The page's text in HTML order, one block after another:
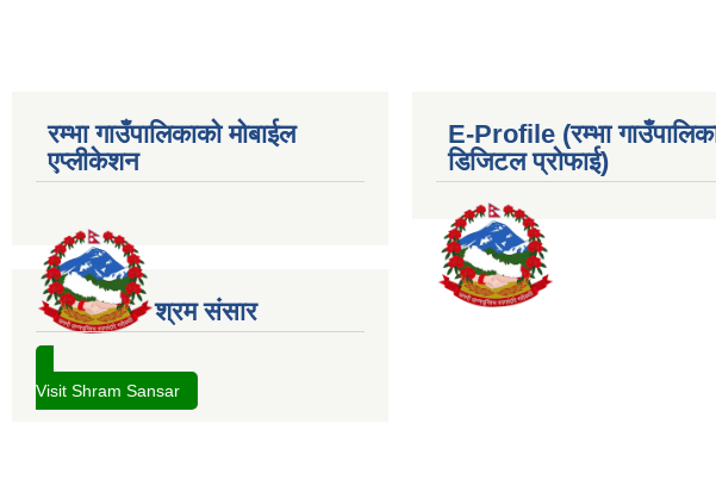
रम्भा गाउँपालिकाको मोबाईल
एप्लीकेशन
श्रम संसार
Visit Shram Sansar
E-Profile (रम्भा
डिजिटल प्रोफाई)